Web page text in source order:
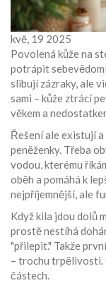
kvě, 19 2025
Povolená kůže na
potrápit
slibují zázraky, ale
sami – kůže ztrácí
věkem a
Řešení ale existují
peněženky. Třeba
vodou, kterému
oběh a pomáhá k
nejpříjemnější, ale
Když kila jdou dolů
prostě nestíhá
"přilepit." Takže
– trochu trpělivosti.
částech.